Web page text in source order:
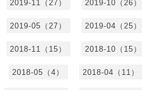
2019-11（27） 2019-10（26）
2019-05（27） 2019-04（25）
2018-11（15） 2018-10（15）
2018-05（4） 2018-04（11）